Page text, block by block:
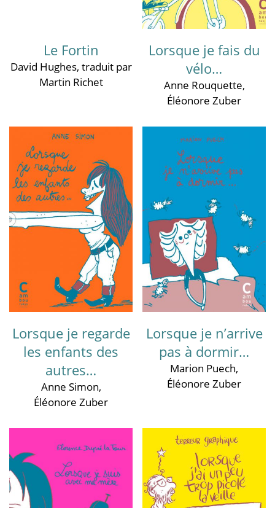
Le Fortin
David Hughes, traduit par
Martin Richet
Lorsque je fais du
vélo…
Anne Rouquette,
Éléonore Zuber
Lorsque je regarde
les enfants des
autres…
Anne Simon,
Éléonore Zuber
Lorsque je n’arrive
pas à dormir…
Marion Puech,
Éléonore Zuber